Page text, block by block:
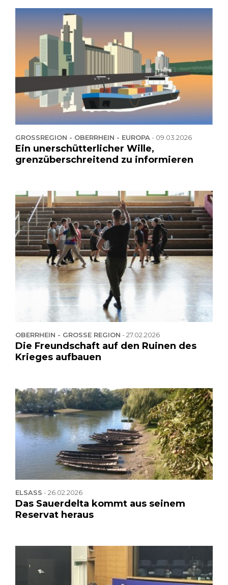
GROSSREGION - OBERRHEIN - EUROPA - 09.03.2026
Ein unerschütterlicher Wille,
grenzüberschreitend zu informieren
OBERRHEIN - GROSSE REGION -27.02.2026
Die Freundschaft auf den Ruinen des
Krieges aufbauen
ELSASS -26.02.2026
Das Sauerdelta kommt aus seinem
Reservat heraus